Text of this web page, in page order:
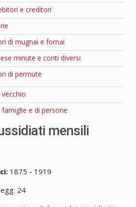
e creditori
di mugnai e fornai
minute e conti diversi
di permute
famiglie e di persone
mensili
1875 - 1919
24